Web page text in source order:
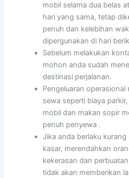
mobil selama dua belas
hari yang sama, tetap
penuh dan kelebihan
dipergunakan di hari
Sebelum melakukan
mohon anda sudah
destinasi perjalanan.
Pengeluaran operasional
sewa seperti biaya
mobil dan makan sopir
penuh penyewa .
Jika anda berlaku
kasar, merendahkan
kekerasan dan
tidak akan memberikan